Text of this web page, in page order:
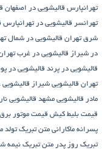
تهرانپارس قالیشویی در اصفهان
تهرانسر قالیشویی در تهرانپارس
شرق تهران قالیشویی در شمال
در شیراز قالیشویی در غرب
قالیشویی در پرند قالیشویی در
تهران قالیشویی شیراز
مادر قالیشویی مشهد قالیشویی
قیمت بلیط کیش قیمت موتور برق
پسرانه ماکارانی متن تبریک تولد
تبریک روز پدر متن تبریک نیمه